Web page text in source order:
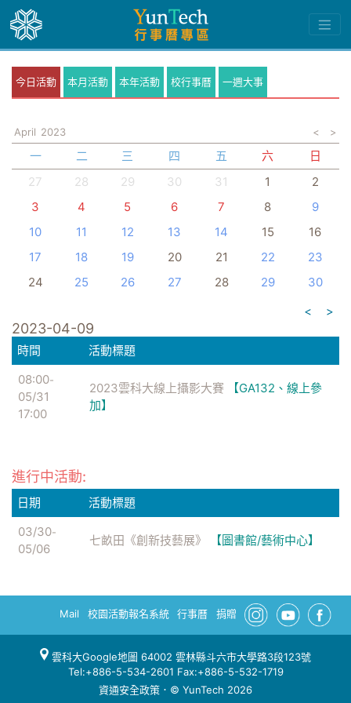
今日活動 本月活動 本年活動 校行事曆 一週大事
April 2023 < >
一 二 三 四 五 六
日
27
28 29 30 31 1
2
3
4 5 6 7 8
9
10
11 12 13 14 15
16
17
18 19 20 21 22
23
24
25 26 27 28 29
30
<
>
2023-04-09
時間
活動標題
08:00-
05/31
17:00
2023雲科大線上攝影大賽
【GA132、線上參
加】
進行中活動:
日期
活動標題
03/30-
05/06
七畝田《創新技藝展》 【圖書館/藝術中心】
Mail 校園活動報名系統 行事曆 捐贈
雲科大Google地圖 64002 雲林縣斗六市大學路3段123號
Tel:+886-5-534-2601 Fax:+886-5-532-1719
資通安全政策 ．© YunTech 2026